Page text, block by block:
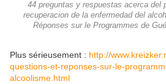
44 preguntas y respuestas acerca del
recuperacion de la enfermedad del
Réponses sur le Programmes de
Plus sérieusement : http://
questions-et-reponses-sur-le-
alcoolisme.html